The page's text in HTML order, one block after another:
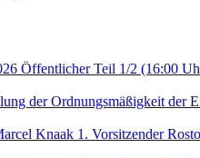
Öffentlicher Teil 1/2 (16:00
der Ordnungsmäßigkeit der
Knaak 1. Vorsitzender